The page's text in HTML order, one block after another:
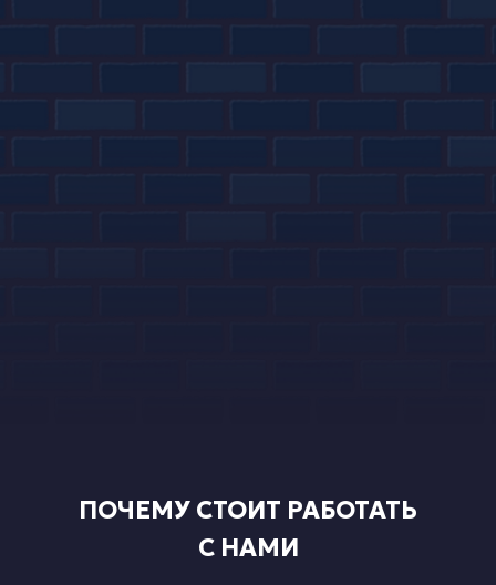
ПОЧЕМУ СТОИТ РАБОТАТЬ
С НАМИ